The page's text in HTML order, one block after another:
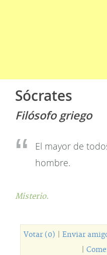
Sócrates
Filósofo griego
El mayor de
hombre.
Misterio.
Votar (0) Enviar